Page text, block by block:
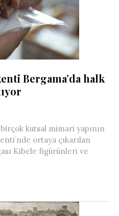
Bergama’da halk
kutsal mimari yapının
ortaya çıkarılan
Kibele figürünleri ve